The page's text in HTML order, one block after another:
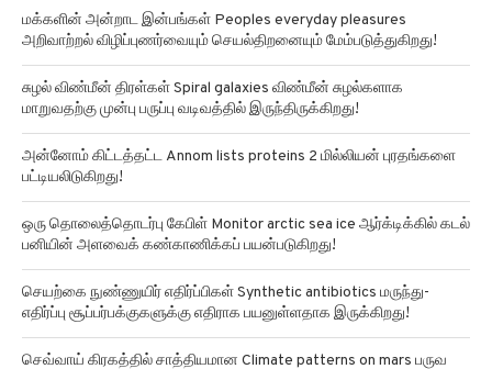
அறிவாற்றல் விழிப்புணர்வையும் செயல்திறனையும் மேம்படுத்துகிறது!
சுழல் விண்மீன் திரள்கள் Spiral galaxies விண்மீன் சுழல்களாக
மாறுவதற்கு முன்பு பருப்பு வடிவத்தில் இருந்திருக்கிறது!
அன்னோம் கிட்டத்தட்ட Annom lists proteins 2 மில்லியன் புரதங்களை
பட்டியலிடுகிறது!
ஒரு தொலைத்தொடர்பு கேபிள் Monitor arctic sea ice ஆர்க்டிக்கில் கடல்
பனியின் அளவைக் கண்காணிக்கப் பயன்படுகிறது!
செயற்கை நுண்ணுயிர் எதிர்ப்பிகள் Synthetic antibiotics மருந்து-
எதிர்ப்பு சூப்பர்பக்குகளுக்கு எதிராக பயனுள்ளதாக இருக்கிறது!
செவ்வாய் கிரகத்தில் சாத்தியமான Climate patterns on mars பருவ
காலநிலை வடிவங்கள்!